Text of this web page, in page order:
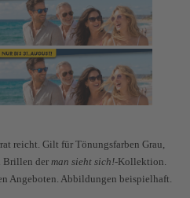
reicht. Gilt für Tönungsfarben Grau,
Brillen der man sieht sich!-Kollektion.
Angeboten. Abbildungen beispielhaft.